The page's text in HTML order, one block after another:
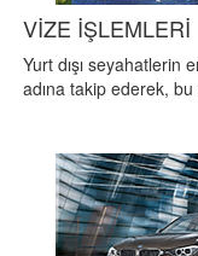
VİZE İŞLEMLERİ
Yurt dışı seyahatlerin
adına takip ederek,